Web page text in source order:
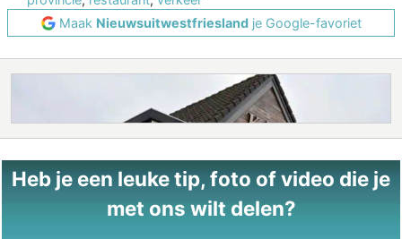
Maak Nieuwsuitwestfrieslandje Google-favoriet
Heb je een leuke tip, foto of video die je
met ons wilt delen?